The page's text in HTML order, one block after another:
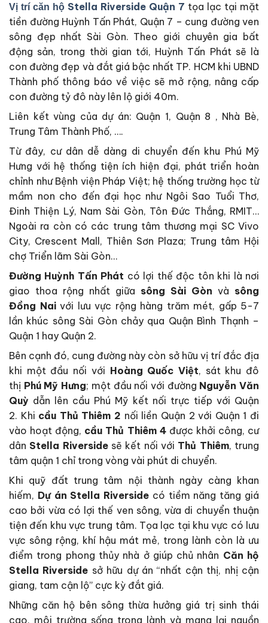
Vị trí căn hộ Stella Riverside Quận 7 tọa lạc tại mặt
tiền đường Huỳnh Tấn Phát, Quận 7 – cung đường ven
sông đẹp nhất Sài Gòn. Theo giới chuyên gia bất
động sản, trong thời gian tới, Huỳnh Tấn Phát sẽ là
con đường đẹp và đắt giá bậc nhất TP. HCM khi UBND
Thành phố thông báo về việc sẽ mở rộng, nâng cấp
con đường tỷ đô này lên lộ giới 40m.
Liên kết vùng của dự án: Quận 1, Quận 8 , Nhà Bè,
Trung Tâm Thành Phố, ….
Từ đây, cư dân dễ dàng di chuyển đến khu Phú Mỹ
Hưng với hệ thống tiện ích hiện đại, phát triển hoàn
chỉnh như Bệnh viện Pháp Việt; hệ thống trường học từ
mầm non cho đến đại học như Ngôi Sao Tuổi Thơ,
Đinh Thiện Lý, Nam Sài Gòn, Tôn Đức Thắng, RMIT…
Ngoài ra còn có các trung tâm thương mại SC Vivo
City, Crescent Mall, Thiên Sơn Plaza; Trung tâm Hội
chợ Triển lãm Sài Gòn…
Đường Huỳnh Tấn Phát có lợi thế độc tôn khi là nơi
giao thoa rộng nhất giữa sông Sài Gòn và sông
Đồng Naivới lưu vực rộng hàng trăm mét, gấp 5-7
lần khúc sông Sài Gòn chảy qua Quận Bình Thạnh –
Quận 1 hay Quận 2.
Bên cạnh đó, cung đường này còn sở hữu vị trí đắc địa
khi một đầu nối với Hoàng Quốc Việt, sát khu đô
thị Phú Mỹ Hưng; một đầu nối với đường Nguyễn Văn
Quỳ dẫn lên cầu Phú Mỹ kết nối trực tiếp với Quận
2. Khi cầu Thủ Thiêm 2 nối liền Quận 2 với Quận 1 đi
vào hoạt động, cầu Thủ Thiêm 4được khởi công, cư
dân Stella Riversidesẽ kết nối với Thủ Thiêm, trung
tâm quận 1 chỉ trong vòng vài phút di chuyển.
Khi quỹ đất trung tâm nội thành ngày càng khan
hiếm, Dự án Stella Riverside có tiềm năng tăng giá
cao bởi vừa có lợi thế ven sông, vừa di chuyển thuận
tiện đến khu vực trung tâm. Tọa lạc tại khu vực có lưu
vực sông rộng, khí hậu mát mẻ, trong lành còn là ưu
điểm trong phong thủy nhà ở giúp chủ nhân Căn hộ
Stella Riverside sở hữu dự án “nhất cận thị, nhị cận
giang, tam cận lộ” cực kỳ đắt giá.
Những căn hộ bên sông thừa hưởng giá trị sinh thái
cao, môi trường sống trong lành và mang lại nguồn